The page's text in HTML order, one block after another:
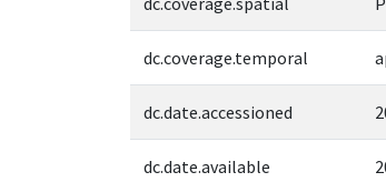
dc.coverage.temporal
dc.date.accessioned
dc.date.available